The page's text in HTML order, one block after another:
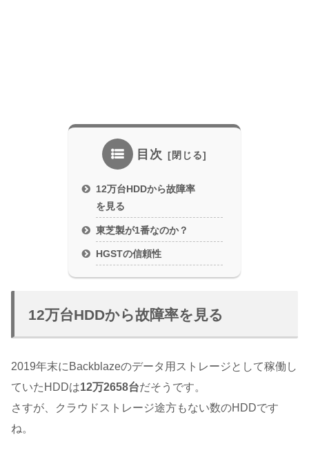
目次
12万台HDDから故障率
を見る
東芝製が1番なのか？
HGSTの信頼性
12万台HDDから故障率を見る
2019年末にBackblazeのデータ用ストレージとして稼働し
ていたHDDは12万2658台だそうです。
さすが、クラウドストレージ途方もない数のHDDです
ね。